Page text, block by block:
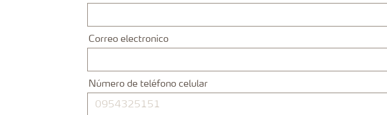
Correo electronico
Número de teléfono celular